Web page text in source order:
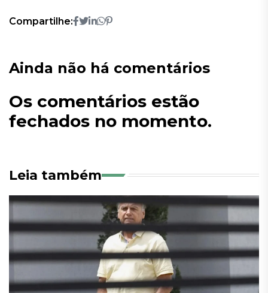
Compartilhe:
Ainda não há comentários
Os comentários estão
fechados no momento.
Leia também